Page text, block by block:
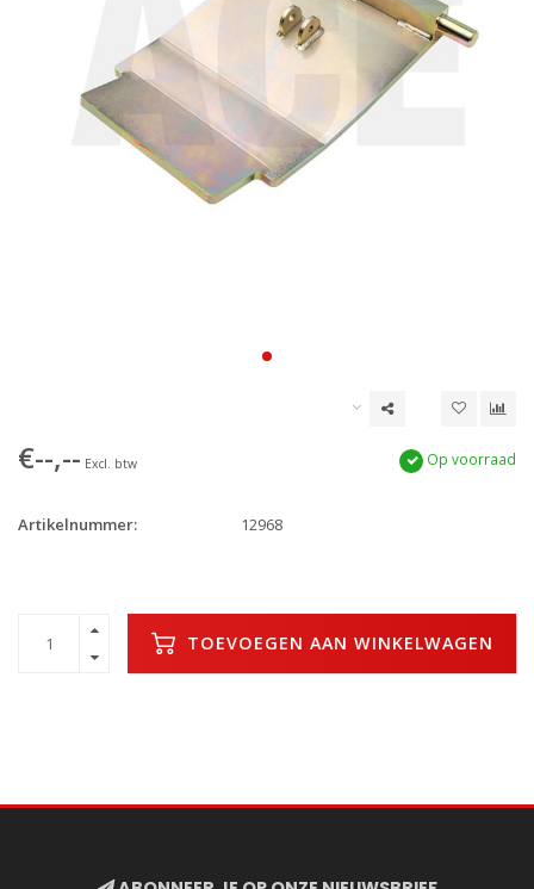
€--,-- Excl. btw Op voorraad
Artikelnummer: 12968
TOEVOEGEN AAN WINKELWAGEN